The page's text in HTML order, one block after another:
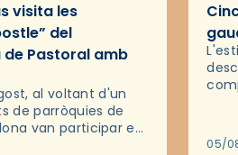
visita les
del
Pastoral amb
al voltant d'un
de parròquies de
van participar en
organitzades
05/